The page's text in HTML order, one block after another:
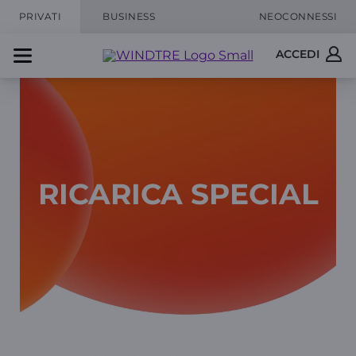
PRIVATI BUSINESS NEOCONNESSI
ACCEDI
RICARICA SPECIAL